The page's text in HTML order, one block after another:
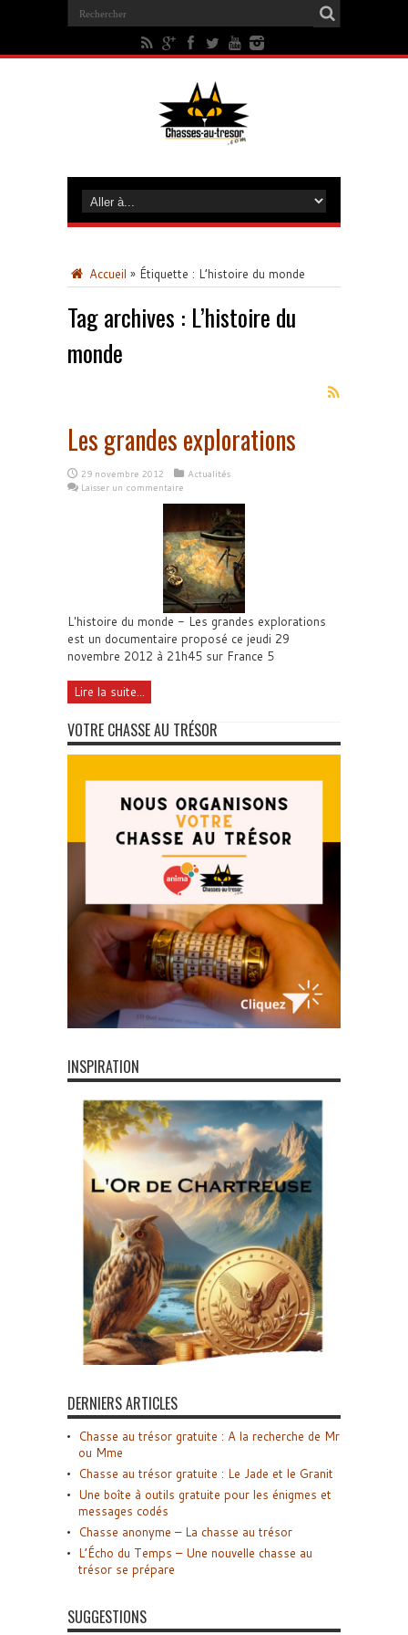
Accueil » Étiquette : L’histoire du monde
Tag archives : L’histoire du
monde
Les grandes explorations
29 novembre 2012
Actualités
Laisser un commentaire
L'histoire du monde - Les grandes explorations
est un documentaire proposé ce jeudi 29
novembre 2012 à 21h45 sur France 5
Lire la suite...
VOTRE CHASSE AU TRÉSOR
INSPIRATION
DERNIERS ARTICLES
Chasse au trésor gratuite : A la recherche de Mr
ou Mme
Chasse au trésor gratuite : Le Jade et le Granit
Une boîte à outils gratuite pour les énigmes et
messages codés
Chasse anonyme – La chasse au trésor
L’Écho du Temps – Une nouvelle chasse au
trésor se prépare
SUGGESTIONS